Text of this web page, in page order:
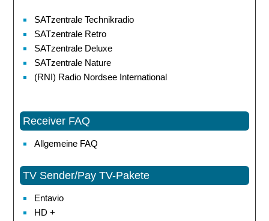
SATzentrale Technikradio
SATzentrale Retro
SATzentrale Deluxe
SATzentrale Nature
(RNI) Radio Nordsee International
Receiver FAQ
Allgemeine FAQ
TV Sender/Pay TV-Pakete
Entavio
HD +